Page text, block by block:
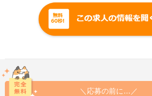
＼応募の前に…／